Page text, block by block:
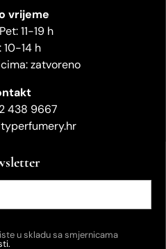
vrijeme
11-19 h
10-14 h
zatvoreno
438 9667
u skladu sa smjernicama